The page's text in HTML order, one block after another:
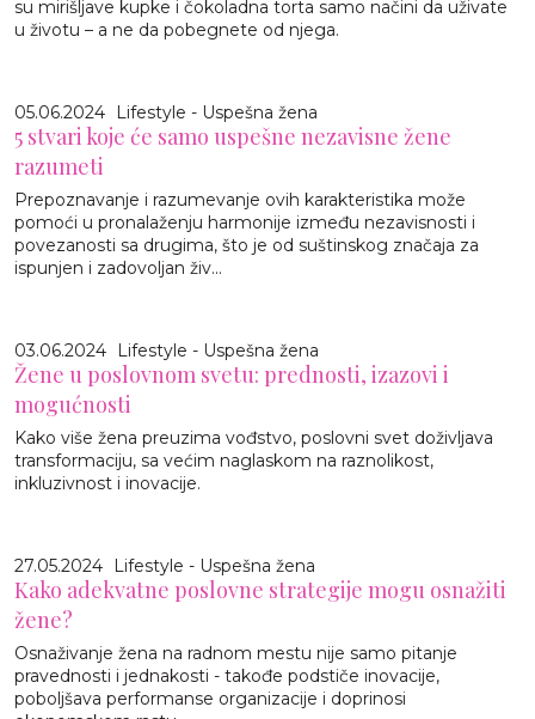
su mirišljave kupke i čokoladna torta samo načini da uživate
u životu – a ne da pobegnete od njega.
05.06.2024 Lifestyle - Uspešna žena
5 stvari koje će samo uspešne nezavisne žene
razumeti
Prepoznavanje i razumevanje ovih karakteristika može
pomoći u pronalaženju harmonije između nezavisnosti i
povezanosti sa drugima, što je od suštinskog značaja za
ispunjen i zadovoljan živ...
03.06.2024 Lifestyle - Uspešna žena
Žene u poslovnom svetu: prednosti, izazovi i
mogućnosti
Kako više žena preuzima vođstvo, poslovni svet doživljava
transformaciju, sa većim naglaskom na raznolikost,
inkluzivnost i inovacije.
27.05.2024 Lifestyle - Uspešna žena
Kako adekvatne poslovne strategije mogu osnažiti
žene?
Osnaživanje žena na radnom mestu nije samo pitanje
pravednosti i jednakosti - takođe podstiče inovacije,
poboljšava performanse organizacije i doprinosi